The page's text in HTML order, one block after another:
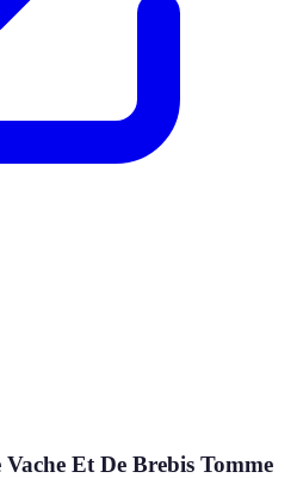
Et De Brebis Tomme